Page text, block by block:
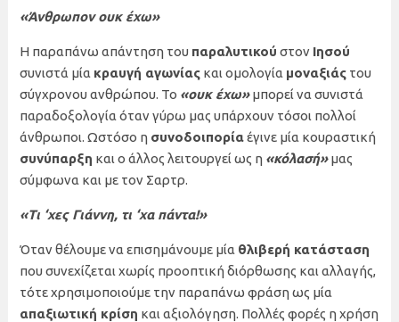
«Άνθρωπον ουκ έχω»
Η παραπάνω απάντηση του παραλυτικού στον Ιησού
συνιστά μία κραυγή αγωνίαςκαι ομολογία μοναξιάςτου
σύγχρονου ανθρώπου. Το «ουκ έχω»μπορεί να συνιστά
παραδοξολογία όταν γύρω μας υπάρχουν τόσοι πολλοί
άνθρωποι. Ωστόσο η συνοδοιπορίαέγινε μία κουραστική
συνύπαρξη και ο άλλος λειτουργεί ως η «κόλασή»μας
σύμφωνα και με τον Σαρτρ.
«Τι ‘χες Γιάννη, τι ‘χα πάντα!»
Όταν θέλουμε να επισημάνουμε μία θλιβερή κατάσταση
που συνεχίζεται χωρίς προοπτική διόρθωσης και αλλαγής,
τότε χρησιμοποιούμε την παραπάνω φράση ως μία
απαξιωτική κρίση και αξιολόγηση. Πολλές φορές η χρήση